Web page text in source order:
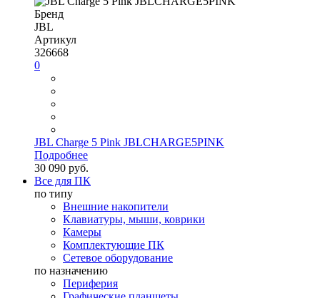
Бренд
JBL
Артикул
326668
0
JBL Charge 5 Pink JBLCHARGE5PINK
Подробнее
30 090 руб.
Все для ПК
по типу
Внешние накопители
Клавиатуры, мыши, коврики
Камеры
Комплектующие ПК
Сетевое оборудование
по назначению
Периферия